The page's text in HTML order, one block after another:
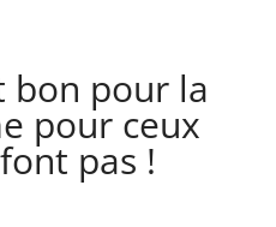
bon pour la
pour ceux
pas !